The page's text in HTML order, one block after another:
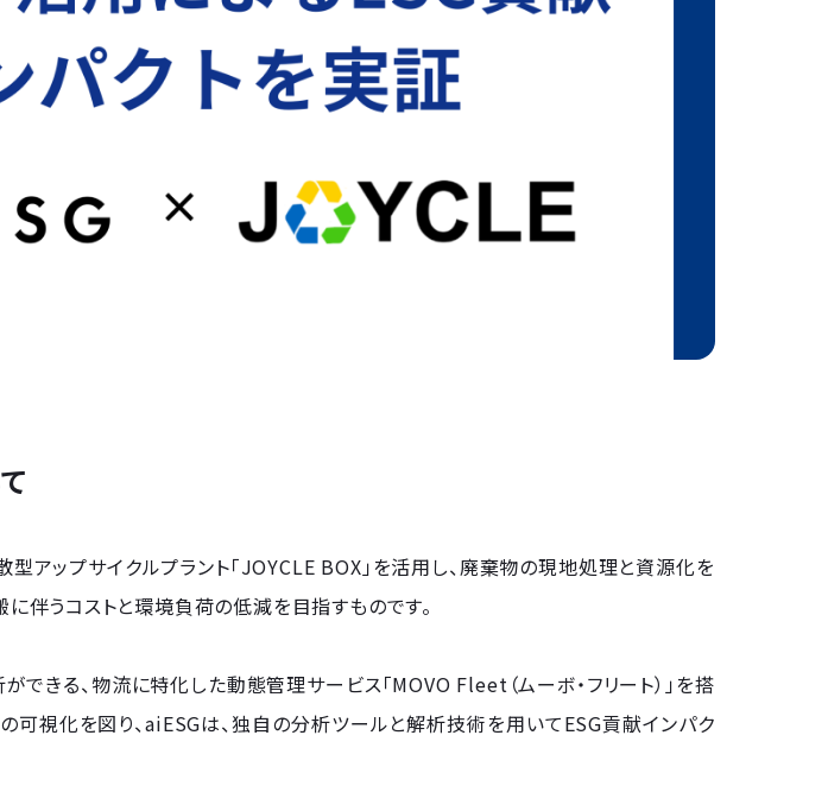
アップサイクルプラント「JOYCLE BOX」を活用し、廃棄物の現地処理と資源化を
伴うコストと環境負荷の低減を目指すものです。
できる、物流に特化した動態管理サービス「MOVO Fleet（ムーボ・フリート）」を搭
可視化を図り、aiESGは、独自の分析ツールと解析技術を用いてESG貢献インパク